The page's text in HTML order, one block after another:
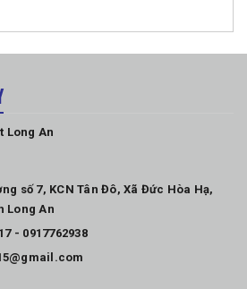
Long An
số 7, KCN Tân Đô, Xã Đức Hòa Hạ,
Long An
- 0917762938